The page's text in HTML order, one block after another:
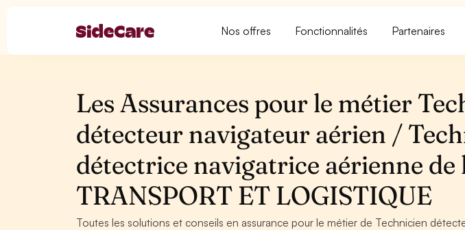
Nos offres Fonctionnalités Partenaires
Les Assurances pour le métier
détecteur navigateur aérien /
détectrice navigatrice aérienne de
TRANSPORT ET LOGISTIQUE
Toutes les solutions et conseils en assurance pour le métier de Technicien